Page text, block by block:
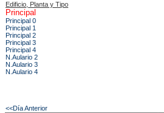
Edificio, Planta y Tipo
Principal
Principal 0
Principal 1
Principal 2
Principal 3
Principal 4
N.Aulario 2
N.Aulario 3
N.Aulario 4
<<Día Anterior